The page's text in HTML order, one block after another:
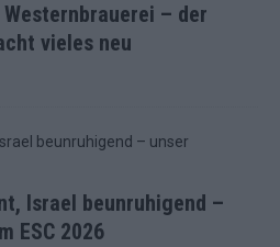
– der
vieles neu
Israel beunruhigend –
ESC 2026